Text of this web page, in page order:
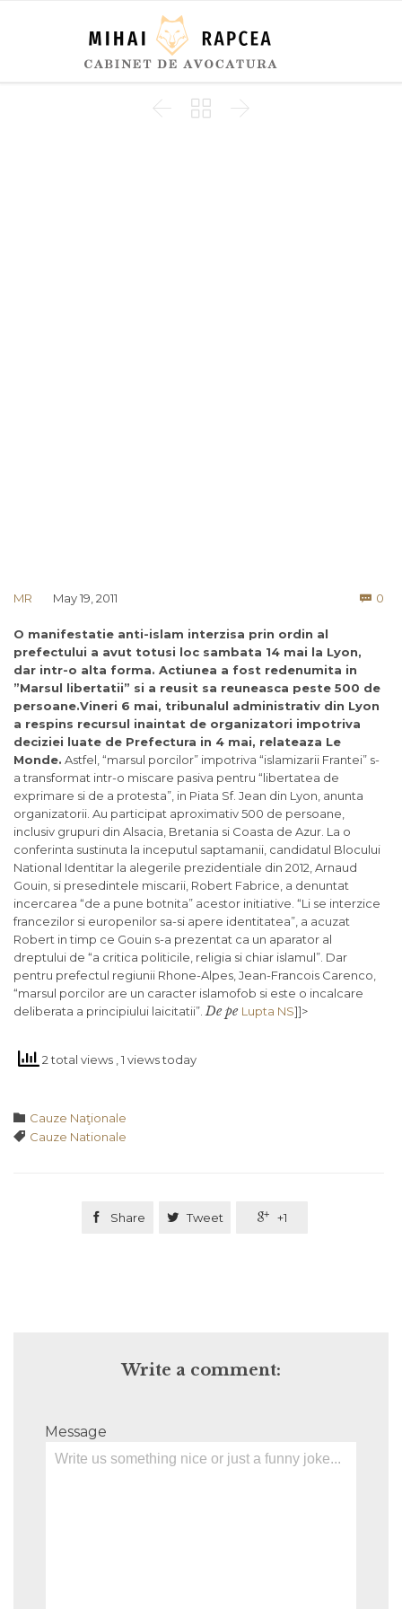
  
MR May 19, 2011  0
O manifestatie anti-islam interzisa prin ordin al
prefectului a avut totusi loc sambata 14 mai la Lyon,
dar intr-o alta forma. Actiunea a fost redenumita in
”Marsul libertatii” si a reusit sa reuneasca peste 500 de
persoane.Vineri 6 mai, tribunalul administrativ din Lyon
a respins recursul inaintat de organizatori impotriva
deciziei luate de Prefectura in 4 mai, relateaza Le
Monde. Astfel, “marsul porcilor” impotriva “islamizarii Frantei” s-
a transformat intr-o miscare pasiva pentru “libertatea de
exprimare si de a protesta”, in Piata Sf. Jean din Lyon, anunta
organizatorii. Au participat aproximativ 500 de persoane,
inclusiv grupuri din Alsacia, Bretania si Coasta de Azur. La o
conferinta sustinuta la inceputul saptamanii, candidatul Blocului
National Identitar la alegerile prezidentiale din 2012, Arnaud
Gouin, si presedintele miscarii, Robert Fabrice, a denuntat
incercarea “de a pune botnita” acestor initiative. “Li se interzice
francezilor si europenilor sa-si apere identitatea”, a acuzat
Robert in timp ce Gouin s-a prezentat ca un aparator al
dreptului de “a critica politicile, religia si chiar islamul”. Dar
pentru prefectul regiunii Rhone-Alpes, Jean-Francois Carenco,
“marsul porcilor are un caracter islamofob si este o incalcare
deliberata a principiului laicitatii”. De pe Lupta NS]]>
2 total views , 1 views today
 Category
Cauze Naţionale
 Tags
Cauze Nationale
 Share  Tweet  +1
Write a comment:
Message